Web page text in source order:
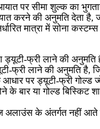
पर सीमा शुल्क का
करने की अनुमति देता है,
मात्रा में सोना
फ्री लाने की अनुमति
फ्री लाने की अनुमति है,
पर ड्यूटी-फ्री गोल्ड
या गोल्ड बिस्किट
अलाउंस के अंतर्गत